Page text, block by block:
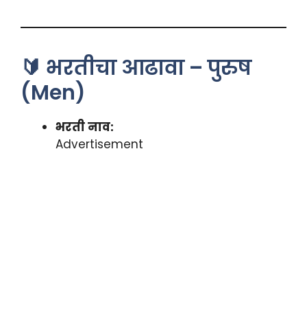
🔰 भरतीचा आढावा – पुरुष
(Men)
भरती नाव:
Advertisement